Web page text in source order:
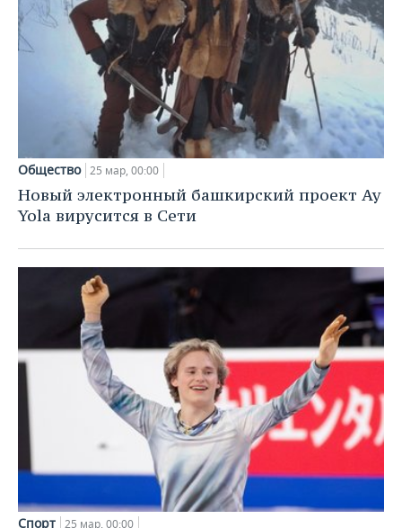
Общество 25 мар, 00:00
Новый электронный башкирский проект Ay
Yola вирусится в Сети
Спорт 25 мар, 00:00